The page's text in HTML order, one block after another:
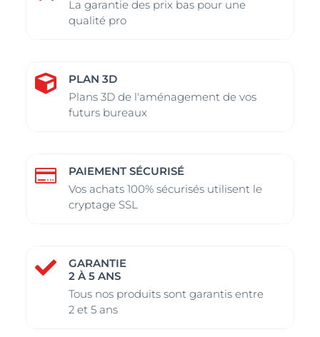
choisies
page
du
produit
choisies
page
du
produit
la
la
La garantie des prix bas pour une
qualité pro

PLAN 3D
Plans 3D de l'aménagement de vos
futurs bureaux

PAIEMENT SÉCURISÉ
Vos achats 100% sécurisés utilisent le
cryptage SSL

GARANTIE
2 À 5 ANS
Tous nos produits sont garantis entre
2 et 5 ans